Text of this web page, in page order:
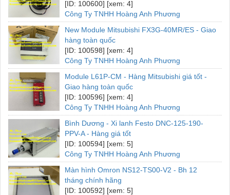
[ID: 100600] [xem: 4]
Công Ty TNHH Hoàng Anh Phương
New Module Mitsubishi FX3G-40MR/ES - Giao
hàng toàn quốc
[ID: 100598] [xem: 4]
Công Ty TNHH Hoàng Anh Phương
Module L61P-CM - Hàng Mitsubishi giá tốt -
Giao hàng toàn quốc
[ID: 100596] [xem: 4]
Công Ty TNHH Hoàng Anh Phương
Bình Dương - Xi lanh Festo DNC-125-190-
PPV-A - Hàng giá tốt
[ID: 100594] [xem: 5]
Công Ty TNHH Hoàng Anh Phương
Màn hình Omron NS12-TS00-V2 - Bh 12
tháng chính hãng
[ID: 100592] [xem: 5]